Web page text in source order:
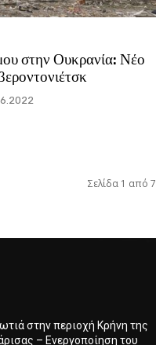
στην Ουκρανία: Νέο
Σελίδα 1 από 7
στην περιοχή Κρήνη της
– Ενεργοποίηση του